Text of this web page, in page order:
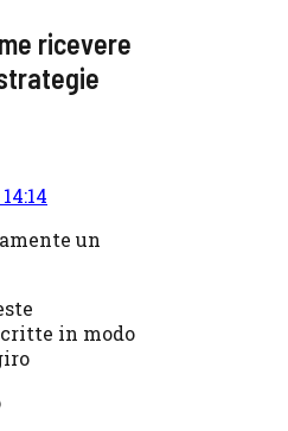
ricevere
un
in modo